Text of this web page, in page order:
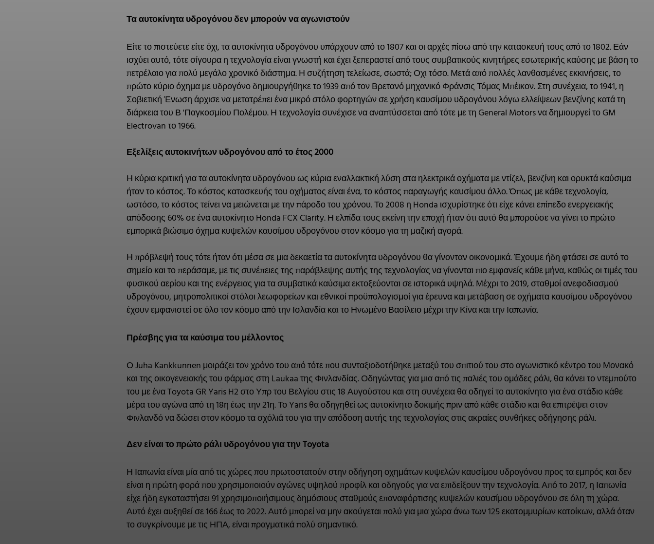
Τα αυτοκίνητα υδρογόνου δεν μπορούν να αγωνιστούν
Είτε το πιστεύετε είτε όχι, τα αυτοκίνητα υδρογόνου υπάρχουν από το 1807 και οι αρχές πίσω από την κατασκευή τους από το 1802. Εάν
ισχύει αυτό, τότε σίγουρα η τεχνολογία είναι γνωστή και έχει ξεπεραστεί από τους συμβατικούς κινητήρες εσωτερικής καύσης με βάση το
πετρέλαιο για πολύ μεγάλο χρονικό διάστημα. Η συζήτηση τελείωσε, σωστά; Οχι τόσο. Μετά από πολλές λανθασμένες εκκινήσεις, το
πρώτο κύριο όχημα με υδρογόνο δημιουργήθηκε το 1939 από τον Βρετανό μηχανικό Φράνσις Τόμας Μπέικον. Στη συνέχεια, το 1941, η
Σοβιετική Ένωση άρχισε να μετατρέπει ένα μικρό στόλο φορτηγών σε χρήση καυσίμου υδρογόνου λόγω ελλείψεων βενζίνης κατά τη
διάρκεια του Β 'Παγκοσμίου Πολέμου. Η τεχνολογία συνέχισε να αναπτύσσεται από τότε με τη General Motors να δημιουργεί το GM
Electrovan το 1966.
Εξελίξεις αυτοκινήτων υδρογόνου από το έτος 2000
Η κύρια κριτική για τα αυτοκίνητα υδρογόνου ως κύρια εναλλακτική λύση στα ηλεκτρικά οχήματα με ντίζελ, βενζίνη και ορυκτά καύσιμα
ήταν το κόστος. Το κόστος κατασκευής του οχήματος είναι ένα, το κόστος παραγωγής καυσίμου άλλο. Όπως με κάθε τεχνολογία,
ωστόσο, το κόστος τείνει να μειώνεται με την πάροδο του χρόνου. Το 2008 η Honda ισχυρίστηκε ότι είχε κάνει επίπεδο ενεργειακής
απόδοσης 60% σε ένα αυτοκίνητο Honda FCX Clarity. Η ελπίδα τους εκείνη την εποχή ήταν ότι αυτό θα μπορούσε να γίνει το πρώτο
εμπορικά βιώσιμο όχημα κυψελών καυσίμου υδρογόνου στον κόσμο για τη μαζική αγορά.
Η πρόβλεψή τους τότε ήταν ότι μέσα σε μια δεκαετία τα αυτοκίνητα υδρογόνου θα γίνονταν οικονομικά. Έχουμε ήδη φτάσει σε αυτό το
σημείο και το περάσαμε, με τις συνέπειες της παράβλεψης αυτής της τεχνολογίας να γίνονται πιο εμφανείς κάθε μήνα, καθώς οι τιμές του
φυσικού αερίου και της ενέργειας για τα συμβατικά καύσιμα εκτοξεύονται σε ιστορικά υψηλά. Μέχρι το 2019, σταθμοί ανεφοδιασμού
υδρογόνου, μητροπολιτικοί στόλοι λεωφορείων και εθνικοί προϋπολογισμοί για έρευνα και μετάβαση σε οχήματα καυσίμου υδρογόνου
έχουν εμφανιστεί σε όλο τον κόσμο από την Ισλανδία και το Ηνωμένο Βασίλειο μέχρι την Κίνα και την Ιαπωνία.
Πρέσβης για τα καύσιμα του μέλλοντος
Ο Juha Kankkunnen μοιράζει τον χρόνο του από τότε που συνταξιοδοτήθηκε μεταξύ του σπιτιού του στο αγωνιστικό κέντρο του Μονακό
και της οικογενειακής του φάρμας στη Laukaa της Φινλανδίας. Οδηγώντας για μια από τις παλιές του ομάδες ράλι, θα κάνει το ντεμπούτο
του με ένα Toyota GR Yaris H2 στο Υπρ του Βελγίου στις 18 Αυγούστου και στη συνέχεια θα οδηγεί το αυτοκίνητο για ένα στάδιο κάθε
μέρα του αγώνα από τη 18η έως την 21η. Το Yaris θα οδηγηθεί ως αυτοκίνητο δοκιμής πριν από κάθε στάδιο και θα επιτρέψει στον
Φινλανδό να δώσει στον κόσμο τα σχόλιά του για την απόδοση αυτής της τεχνολογίας στις ακραίες συνθήκες οδήγησης ράλι.
Δεν είναι το πρώτο ράλι υδρογόνου για την Toyota
Η Ιαπωνία είναι μία από τις χώρες που πρωτοστατούν στην οδήγηση οχημάτων κυψελών καυσίμου υδρογόνου προς τα εμπρός και δεν
είναι η πρώτη φορά που χρησιμοποιούν αγώνες υψηλού προφίλ και οδηγούς για να επιδείξουν την τεχνολογία. Από το 2017, η Ιαπωνία
είχε ήδη εγκαταστήσει 91 χρησιμοποιήσιμους δημόσιους σταθμούς επαναφόρτισης κυψελών καυσίμου υδρογόνου σε όλη τη χώρα.
Αυτό έχει αυξηθεί σε 166 έως το 2022. Αυτό μπορεί να μην ακούγεται πολύ για μια χώρα άνω των 125 εκατομμυρίων κατοίκων, αλλά όταν
το συγκρίνουμε με τις ΗΠΑ, είναι πραγματικά πολύ σημαντικό.